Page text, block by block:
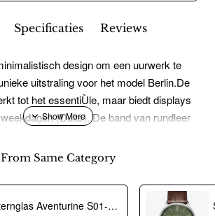
Specificaties Reviews
design om een uurwerk te
uitstraling voor het model Berlin.De
tot het essentiÙle, maar biedt displays
(Duits). De band van rundleer
maakt.De achterzijde van de 10 mm
met een gravure van het station van
Hamburg. Na de bouw ervan in
lang het meest westelijke eindpunt van
From Same Category
Sternglas Aventurine S01-NAN40-ME08 horloge - 24004